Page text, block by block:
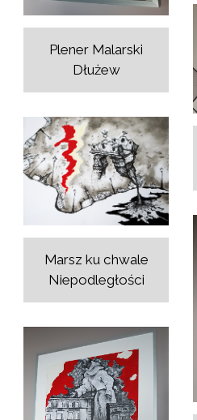
Plener Malarski
Dłużew
Marsz ku chwale
Niepodległości